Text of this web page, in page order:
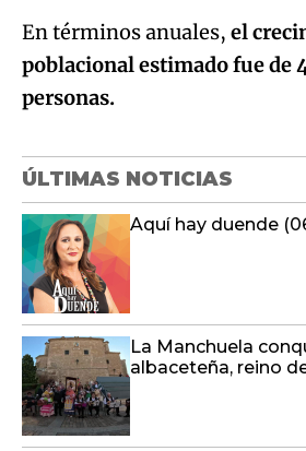
En términos anuales, el
poblacional estimado fue de
personas.
ÚLTIMAS NOTICIAS
Aquí hay duende
La Manchuela
albaceteña, reino